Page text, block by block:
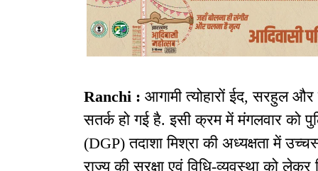
Ranchi : आगामी त्योहारों ईद, सरहुल
सतर्क हो गई है. इसी क्रम में मंगलवार को
(DGP) तदाशा मिश्रा की अध्यक्षता में
राज्य की सुरक्षा एवं विधि-व्यवस्था को लेकर